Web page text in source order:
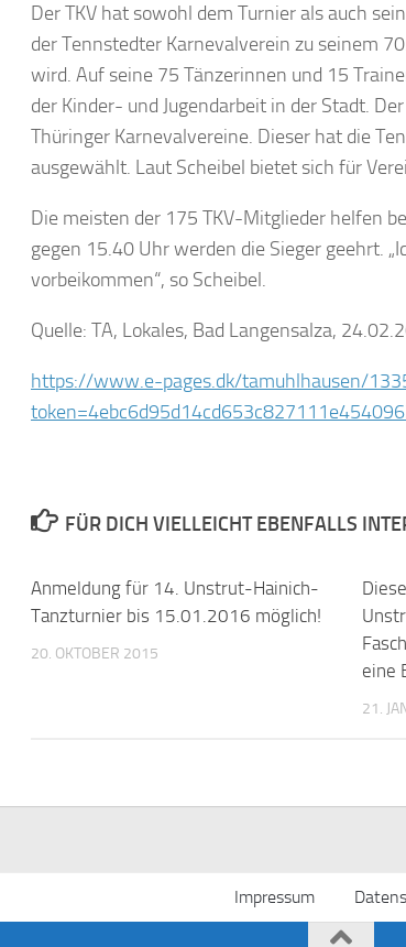
Der TKV hat sowohl dem Turnier als auch
der Tennstedter Karnevalverein zu seinem
wird. Auf seine 75 Tänzerinnen und 15
der Kinder- und Jugendarbeit in der Stadt.
Thüringer Karnevalvereine. Dieser hat die
ausgewählt. Laut Scheibel bietet sich für
Die meisten der 175 TKV-Mitglieder helfen
gegen 15.40 Uhr werden die Sieger geehrt.
vorbeikommen“, so Scheibel.
Quelle: TA, Lokales, Bad Langensalza,
https://www.e-pages.dk/tamuhlhausen/
FÜR DICH VIELLEICHT EBENFALLS
Anmeldung für 14. Unstrut-Hainich-
Tanzturnier bis 15.01.2016 möglich!
20. OKTOBER 2015
eine
21.
Impressum